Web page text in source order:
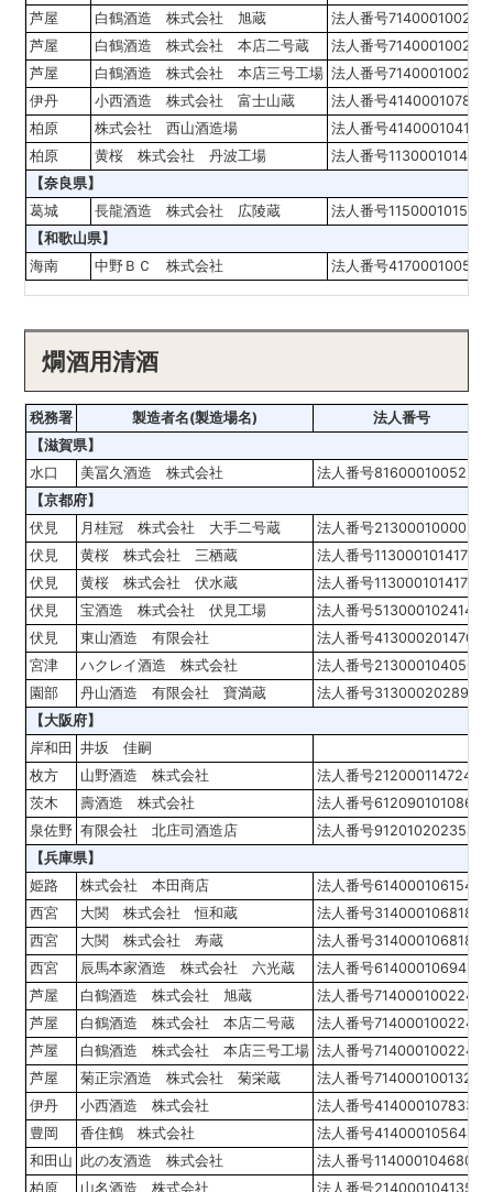
芦屋
白鶴酒造 株式会社 旭蔵
法人番号
芦屋
白鶴酒造 株式会社 本店二号蔵
法人番号
芦屋
白鶴酒造 株式会社 本店三号工場 法人番号
伊丹
小西酒造 株式会社 富士山蔵
法人番号
柏原
株式会社 西山酒造場
法人番号
柏原
黄桜 株式会社 丹波工場
法人番号1130001014175
【奈良県】
葛城
長龍酒造 株式会社 広陵蔵
法人番号1150001015015
【和歌山県】
海南
中野ＢＣ 株式会社 法人番号
燗酒用清酒
税務署 製造者名(製造場名)
法人番号
【滋賀県】
水口
美冨久酒造 株式会社
法人番号8160001005223
【京都府】
伏見
月桂冠 株式会社 大手二号蔵
法人番号2130001000050
伏見
黄桜 株式会社 三栖蔵
法人番号1130001014175
伏見
黄桜 株式会社 伏水蔵
法人番号1130001014175
伏見
宝酒造 株式会社 伏見工場
法人番号5130001024146
伏見
東山酒造 有限会社
法人番号4130002014700
宮津
ハクレイ酒造 株式会社
法人番号2130001040567
園部
丹山酒造 有限会社 寶満蔵
法人番号3130002028998
【大阪府】
岸和田
井坂 佳嗣
枚方
山野酒造 株式会社
法人番号2120001147248
茨木
壽酒造 株式会社
法人番号6120901010864
泉佐野 有限会社 北庄司酒造店
法人番号9120102023548
【兵庫県】
姫路
株式会社 本田商店
法人番号6140001061542
西宮
大関 株式会社 恒和蔵
法人番号3140001068185
西宮
大関 株式会社 寿蔵
法人番号3140001068185
西宮
辰馬本家酒造 株式会社 六光蔵
法人番号6140001069420
芦屋
白鶴酒造 株式会社 旭蔵
法人番号7140001002248
芦屋
白鶴酒造 株式会社 本店二号蔵
法人番号7140001002248
芦屋
白鶴酒造 株式会社 本店三号工場 法人番号7140001002248
芦屋
菊正宗酒造 株式会社 菊栄蔵
法人番号7140001001324
伊丹
小西酒造 株式会社
法人番号4140001078332
豊岡
香住鶴 株式会社
法人番号4140001056486
和田山 此の友酒造 株式会社
法人番号1140001046804
柏原
山名酒造 株式会社 法人番号2140001041358